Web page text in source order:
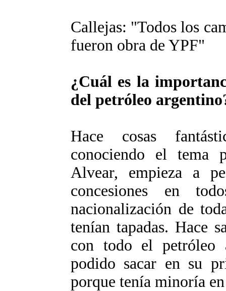
Callejas: "Todos los
fueron obra de YPF"
¿Cuál es la
del petróleo
Hace cosas
conociendo el tema
Alvear, empieza a
concesiones en
nacionalización de
tenían tapadas. Hace
con todo el petróleo
podido sacar en su
porque tenía minoría